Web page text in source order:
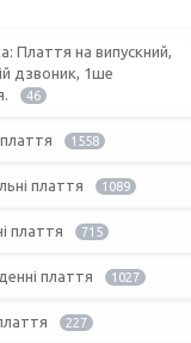
Плаття на випускний,
дзвоник, 1ше
46
плаття 1558
плаття 1089
плаття 715
плаття 1027
227